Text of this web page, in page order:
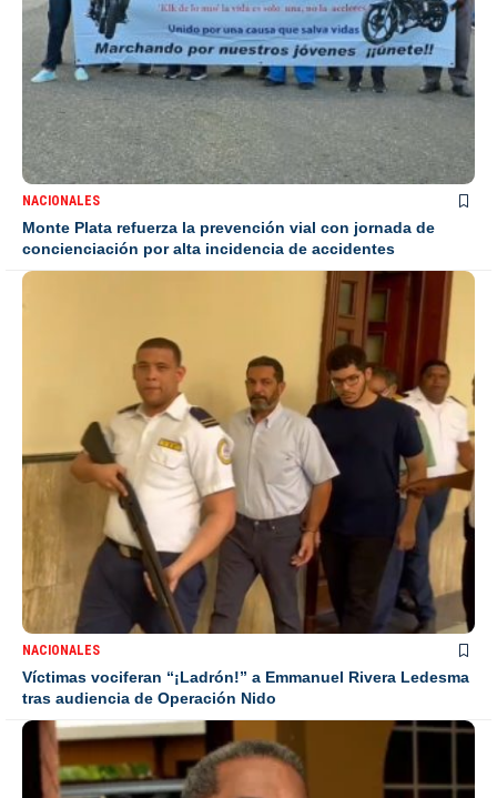
NACIONALES
Monte Plata refuerza la prevención vial con jornada de
concienciación por alta incidencia de accidentes
NACIONALES
Víctimas vociferan “¡Ladrón!” a Emmanuel Rivera Ledesma
tras audiencia de Operación Nido